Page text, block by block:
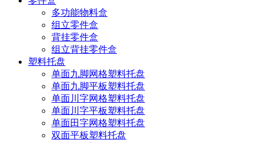
多功能物料盒
组立零件盒
背挂零件盒
组立背挂零件盒
塑料托盘
单面九脚网格塑料托盘
单面九脚平板塑料托盘
单面川字网格塑料托盘
单面川字平板塑料托盘
单面田字网格塑料托盘
双面平板塑料托盘